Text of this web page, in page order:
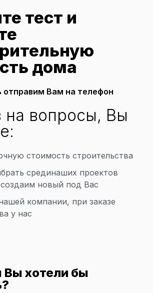
тест и
дома
отправим Вам на телефон
на вопросы, Вы
стоимость строительства
срединаших проектов
новый под Вас
компании, при заказе
у нас
Вы хотели бы